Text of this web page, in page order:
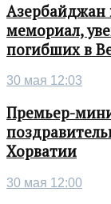
Азербайджан
мемориал,
погибших в
30 мая 12:03
Премьер-
Хорватии
30 мая 12:00